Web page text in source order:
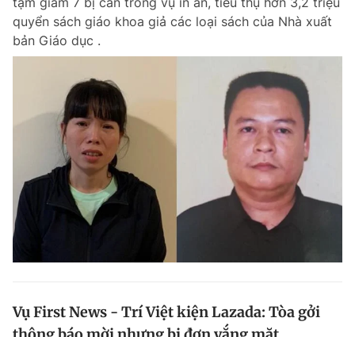
quyển sách giáo khoa giả các loại sách của Nhà xuất
bản Giáo dục .
Vụ First News - Trí Việt kiện Lazada: Tòa gởi